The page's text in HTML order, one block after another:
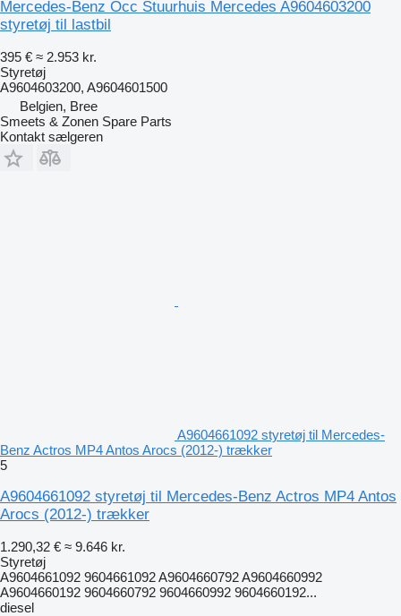
Mercedes-Benz Occ Stuurhuis Mercedes A9604603200
styretøj til lastbil
395 € ≈ 2.953 kr.
Styretøj
A9604603200, A9604601500
Belgien, Bree
Smeets & Zonen Spare Parts
Kontakt sælgeren
A9604661092 styretøj til Mercedes-
Benz Actros MP4 Antos Arocs (2012-) trækker
5
A9604661092 styretøj til Mercedes-Benz Actros MP4 Antos
Arocs (2012-) trækker
1.290,32 € ≈ 9.646 kr.
Styretøj
A9604661092 9604661092 A9604660792 A9604660992
A9604660192 9604660792 9604660992 9604660192...
diesel